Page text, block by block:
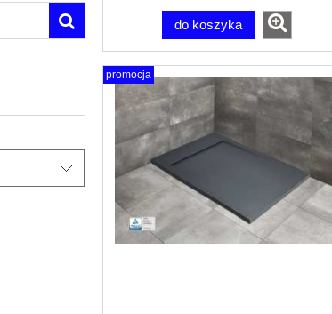
do koszyka
promocja